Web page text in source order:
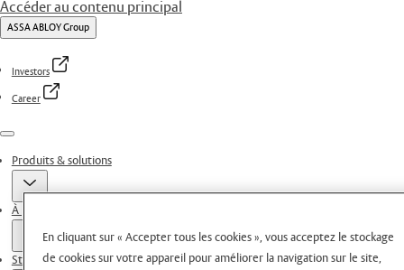
Accéder au contenu principal
ASSA ABLOY Group
Investors
Career
Menu
Produits & solutions
À propos de nous
Stories
En cliquant sur « Accepter tous les cookies », vous acceptez le stockage
de cookies sur votre appareil pour améliorer la navigation sur le site,